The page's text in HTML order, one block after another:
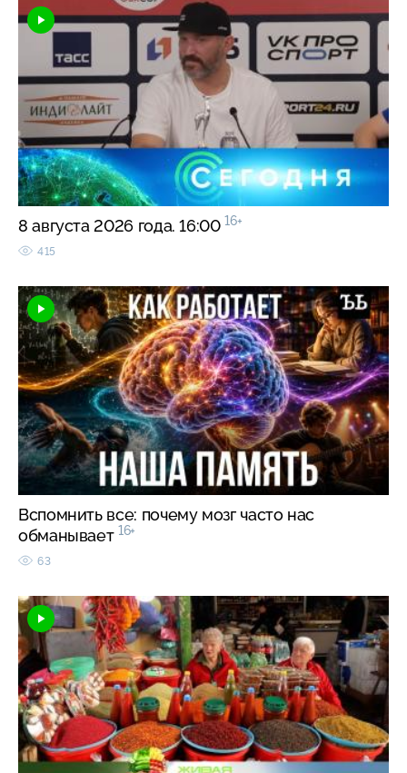
8 августа 2026 года. 16:00 16+
415
Вспомнить все: почему мозг часто нас
обманывает 16+
63